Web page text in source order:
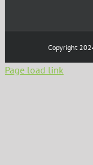
Copyright
Page load link